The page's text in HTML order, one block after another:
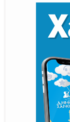
Από 30